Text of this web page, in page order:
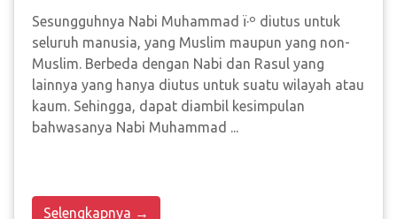
Sesungguhnya Nabi Muhammad ï·º diutus untuk
seluruh manusia, yang Muslim maupun yang non-
Muslim. Berbeda dengan Nabi dan Rasul yang
lainnya yang hanya diutus untuk suatu wilayah atau
kaum. Sehingga, dapat diambil kesimpulan
bahwasanya Nabi Muhammad ...
Selengkapnya →